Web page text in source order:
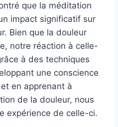
que la méditation
impact significatif sur
Bien que la douleur
notre réaction à celle-
à des techniques
une conscience
en apprenant à
de la douleur, nous
expérience de celle-ci.